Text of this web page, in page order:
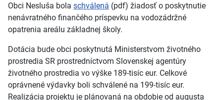
Obci Nesluša bola schválená (pdf) žiadosť o poskytnutie
nenávratného finančého príspevku na vodozádržné
opatrenia areálu základnej školy.
Dotácia bude obci poskytnutá Ministerstvom životného
prostredia SR prostredníctvom Slovenskej agentúry
životného prostredia vo výške 189-tisíc eur. Celkové
oprávnené výdavky boli schválené na 199-tisíc eur.
Realizácia projektu je plánovaná na obdobie od augusta